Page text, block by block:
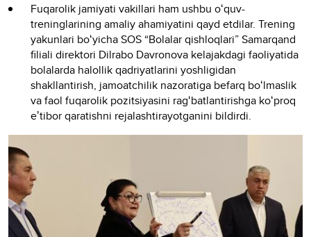
Fuqarolik jamiyati vakillari ham ushbu oʻquv-
treninglarining amaliy ahamiyatini qayd etdilar. Trening
yakunlari boʻyicha SOS “Bolalar qishloqlari” Samarqand
filiali direktori Dilrabo Davronova kelajakdagi faoliyatida
bolalarda halollik qadriyatlarini yoshligidan
shakllantirish, jamoatchilik nazoratiga befarq boʻlmaslik
va faol fuqarolik pozitsiyasini ragʻbatlantirishga koʻproq
eʼtibor qaratishni rejalashtirayotganini bildirdi.